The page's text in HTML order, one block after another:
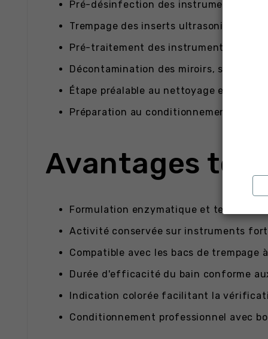
Pré-désinfection des instruments
Trempage des inserts ultrasoniques,
Pré-traitement des instruments
Décontamination des miroirs, sondes
Étape préalable au nettoyage en bac
Préparation au conditionnement
Avantages
Formulation enzymatique et
Activité conservée sur instruments
Compatible avec les bacs de
Durée d'efficacité du bain conforme
Indication colorée facilitant la
Conditionnement professionnel avec